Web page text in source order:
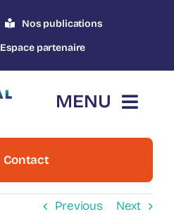
Nos publications
Espace partenaire
MENU
Contact
Previous Next